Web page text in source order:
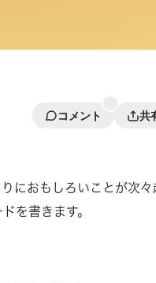
コメント
共
におもしろいことが次々
を書きます。